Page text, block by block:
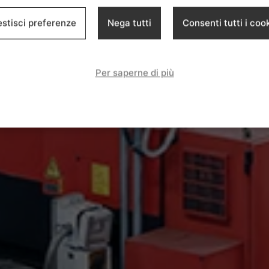
preferenze Nega tutti Consenti tutti i
Per saperne di più